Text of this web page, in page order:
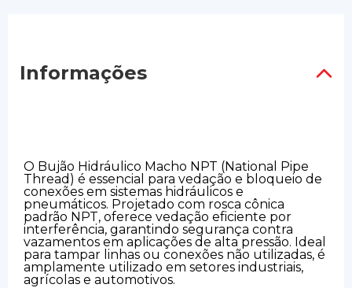
Informações
O Bujão Hidráulico Macho NPT (National Pipe
Thread) é essencial para vedação e bloqueio de
conexões em sistemas hidráulicos e
pneumáticos. Projetado com rosca cônica
padrão NPT, oferece vedação eficiente por
interferência, garantindo segurança contra
vazamentos em aplicações de alta pressão. Ideal
para tampar linhas ou conexões não utilizadas, é
amplamente utilizado em setores industriais,
agrícolas e automotivos.